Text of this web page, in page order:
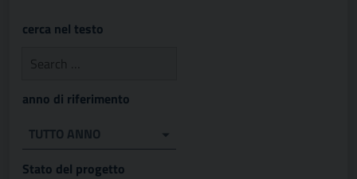
cerca nel testo
anno di riferimento
TUTTO ANNO
Stato del progetto